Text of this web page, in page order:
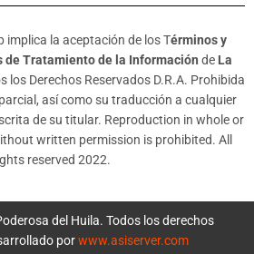
implica la aceptación de los Términos y
de Tratamiento de la Información de La
los Derechos Reservados D.R.A. Prohibida
así como su traducción a cualquier
de su titular. Reproduction in whole or
written permission is prohibited. All
reserved 2022.
del Huila. Todos los derechos
porwww.asiserver.com